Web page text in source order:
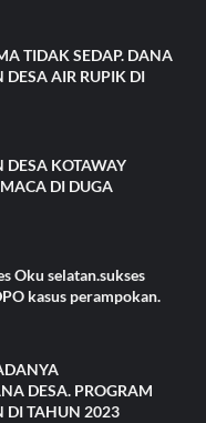
TIDAK SEDAP. DANA
AIR RUPIK DI
KOTAWAY
DI DUGA
Oku selatan.sukses
kasus perampokan.
DESA. PROGRAM
DI TAHUN 2023